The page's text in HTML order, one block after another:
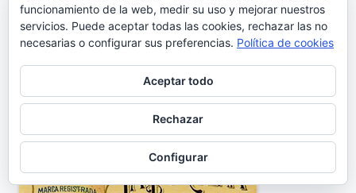
Refrescos La Porteña
funcionamiento de la web, medir su uso y mejorar nuestros
servicios. Puede aceptar todas las cookies, rechazar las no
necesarias o configurar sus preferencias. Política de cookies
Aceptar todo
Rechazar
Configurar